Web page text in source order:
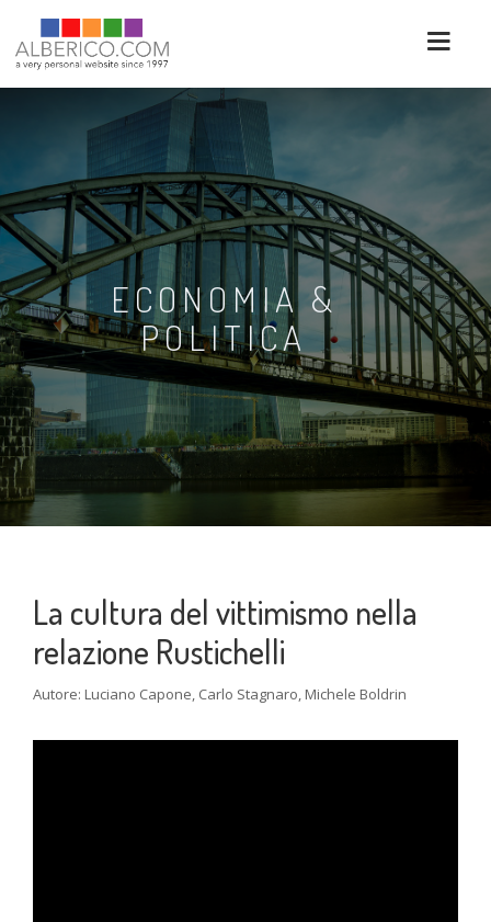
ECONOMIA &
POLITICA
La cultura del vittimismo nella
relazione Rustichelli
Autore: Luciano Capone, Carlo Stagnaro, Michele Boldrin